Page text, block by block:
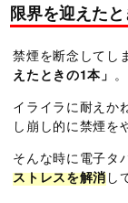
限界を迎えた
禁煙を断念してし
えたときの1本」 。
イライラに耐えか
し崩し的に禁煙を
そんな時に電子タ
ストレスを解消し